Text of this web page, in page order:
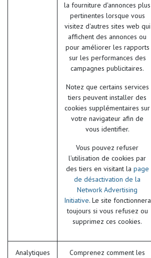
la fourniture d'annonces plus
pertinentes lorsque vous
visitez d'autres sites web qui
affichent des annonces ou
pour améliorer les rapports
sur les performances des
campagnes publicitaires.
Notez que certains services
tiers peuvent installer des
cookies supplémentaires sur
votre navigateur afin de
vous identifier.
Vous pouvez refuser
l’utilisation de cookies par
des tiers en visitant la page
de désactivation de la
Network Advertising
Initiative. Le site fonctionnera
toujours si vous refusez ou
supprimez ces cookies.
Analytiques
Comprenez comment les